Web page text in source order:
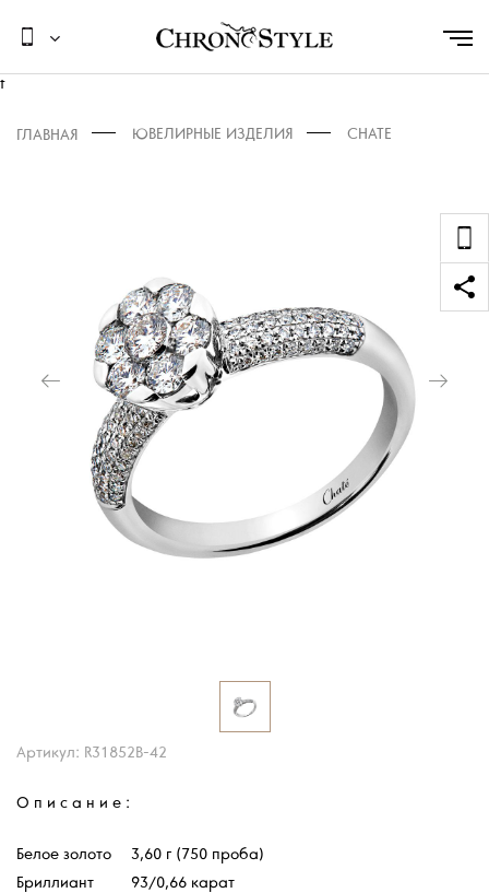
t
ГЛАВНАЯ CHATE
ЮВЕЛИРНЫЕ ИЗДЕЛИЯ
Артикул: R31852B-42
Описание:
Белое золото
3,60 г (750 проба)
Бриллиант
93/0,66 карат